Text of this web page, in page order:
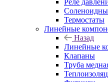
Реле
Термостаты
Линейные
Назад
Линейные
Клапаны
Труба